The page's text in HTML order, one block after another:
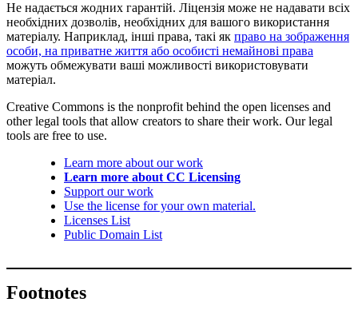
Не надається жодних гарантій. Ліцензія може не надавати всіх
необхідних дозволів, необхідних для вашого використання
матеріалу. Наприклад, інші права, такі як право на зображення
особи, на приватне життя або особисті немайнові права
можуть обмежувати ваші можливості використовувати
матеріал.
Creative Commons is the nonprofit behind the open licenses and
other legal tools that allow creators to share their work. Our legal
tools are free to use.
Learn more about our work
Learn more about CC Licensing
Support our work
Use the license for your own material.
Licenses List
Public Domain List
Footnotes